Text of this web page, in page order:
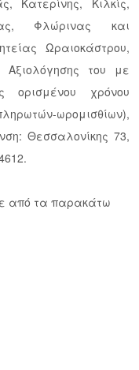
Κατερίνης, Κιλκίς,
Φλώρινας και
Ωραιοκάστρου,
Αξιολόγησης του με
ορισμένου χρόνου
ωρομισθίων),
Θεσσαλονίκης 73,
από τα παρακάτω